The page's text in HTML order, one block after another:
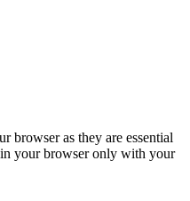
browser as they are essential
in your browser only with your